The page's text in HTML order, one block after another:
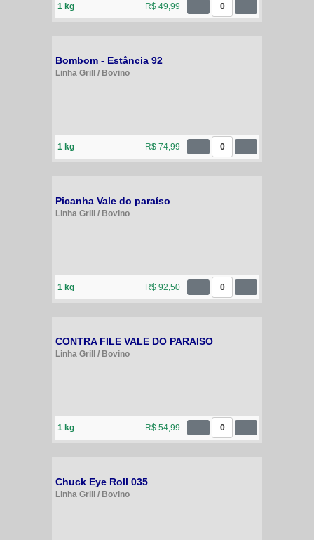
1 kg R$ 49,99 0
Bombom - Estância 92
Linha Grill / Bovino
1 kg R$ 74,99 0
Picanha Vale do paraíso
Linha Grill / Bovino
1 kg R$ 92,50 0
CONTRA FILE VALE DO PARAISO
Linha Grill / Bovino
1 kg R$ 54,99 0
Chuck Eye Roll 035
Linha Grill / Bovino